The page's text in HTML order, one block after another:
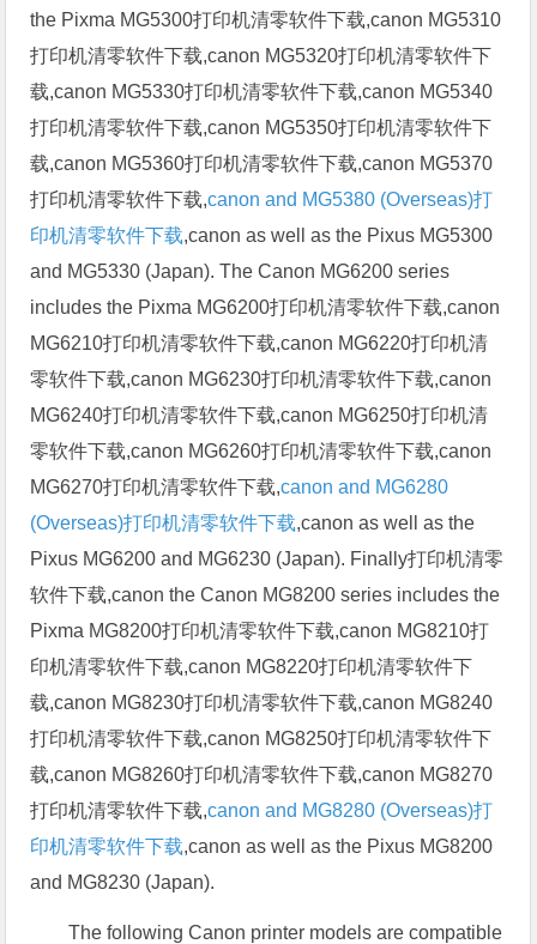
the Pixma MG5300打印机清零软件下载,canon MG5310
打印机清零软件下载,canon MG5320打印机清零软件下
载,canon MG5330打印机清零软件下载,canon MG5340
打印机清零软件下载,canon MG5350打印机清零软件下
载,canon MG5360打印机清零软件下载,canon MG5370
打印机清零软件下载,canon and MG5380 (Overseas)打
印机清零软件下载,canon as well as the Pixus MG5300
and MG5330 (Japan). The Canon MG6200 series
includes the Pixma MG6200打印机清零软件下载,canon
MG6210打印机清零软件下载,canon MG6220打印机清
零软件下载,canon MG6230打印机清零软件下载,canon
MG6240打印机清零软件下载,canon MG6250打印机清
零软件下载,canon MG6260打印机清零软件下载,canon
MG6270打印机清零软件下载,canon and MG6280
(Overseas)打印机清零软件下载,canon as well as the
Pixus MG6200 and MG6230 (Japan). Finally打印机清零
软件下载,canon the Canon MG8200 series includes the
Pixma MG8200打印机清零软件下载,canon MG8210打
印机清零软件下载,canon MG8220打印机清零软件下
载,canon MG8230打印机清零软件下载,canon MG8240
打印机清零软件下载,canon MG8250打印机清零软件下
载,canon MG8260打印机清零软件下载,canon MG8270
打印机清零软件下载,canon and MG8280 (Overseas)打
印机清零软件下载,canon as well as the Pixus MG8200
and MG8230 (Japan).
The following Canon printer models are compatible